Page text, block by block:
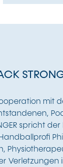
mit
spricht
Verletzungen